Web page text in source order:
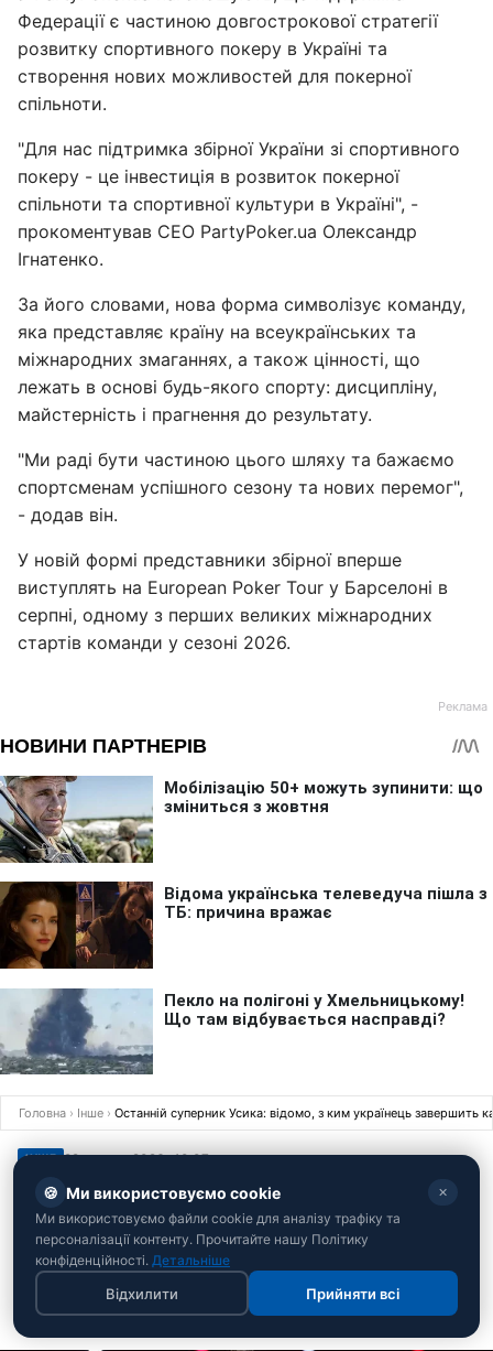
Федерації є частиною довгострокової стратегії
розвитку спортивного покеру в Україні та
створення нових можливостей для покерної
спільноти.
"Для нас підтримка збірної України зі спортивного
покеру - це інвестиція в розвиток покерної
спільноти та спортивної культури в Україні", -
прокоментував CEO PartyPoker.ua Олександр
Ігнатенко.
За його словами, нова форма символізує команду,
яка представляє країну на всеукраїнських та
міжнародних змаганнях, а також цінності, що
лежать в основі будь-якого спорту: дисципліну,
майстерність і прагнення до результату.
"Ми раді бути частиною цього шляху та бажаємо
спортсменам успішного сезону та нових перемог",
- додав він.
У новій формі представники збірної вперше
виступлять на European Poker Tour у Барселоні в
серпні, одному з перших великих міжнародних
стартів команди у сезоні 2026.
Головна › Інше › Останній суперник Усика: відомо, з ким українець завершить
ІНШЕ 29 червня 2026 · 10:07
Останній суперник Усика: відомо, з
ким українець завершить кар'єру
Мета легенди – "зачистити" епоху
Андрій Костенко
🍪 Ми використовуємо cookie ✕
Ми використовуємо файли cookie для аналізу трафіку та
персоналізації контенту. Прочитайте нашу Політику
конфіденційності. Детальніше
Відхилити Прийняти всі